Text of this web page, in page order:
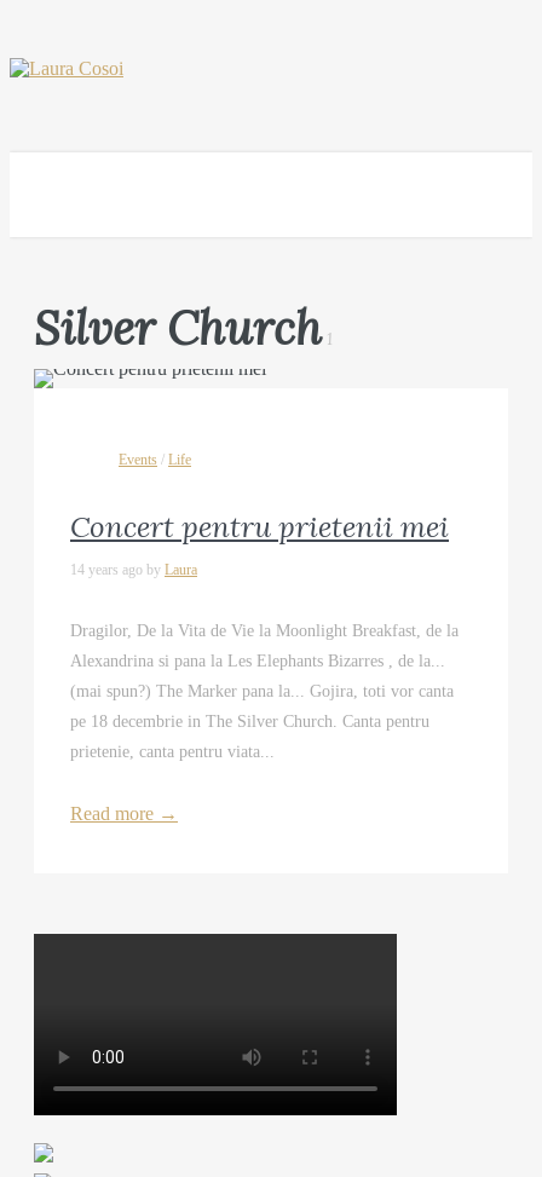
Silver Church1
Events / Life
Concert pentru prietenii mei
14 years ago by Laura
Dragilor, De la Vita de Vie la Moonlight Breakfast, de la
Alexandrina si pana la Les Elephants Bizarres , de la...
(mai spun?) The Marker pana la... Gojira, toti vor canta
pe 18 decembrie in The Silver Church. Canta pentru
prietenie, canta pentru viata...
Read more →